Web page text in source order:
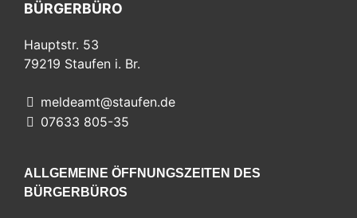
BÜRGERBÜRO
Hauptstr. 53
79219 Staufen i. Br.
meldeamt@staufen.de
07633 805-35
ALLGEMEINE ÖFFNUNGSZEITEN DES
BÜRGERBÜROS